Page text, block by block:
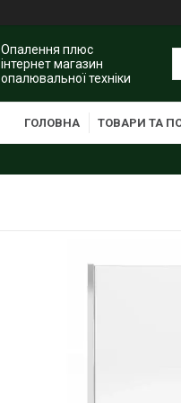
Опалення плюс
інтернет магазин
опалювальної техніки
ГОЛОВНА ТОВАРИ ТА